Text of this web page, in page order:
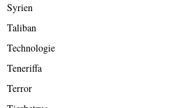
Syrien
Taliban
Technologie
Teneriffa
Terror